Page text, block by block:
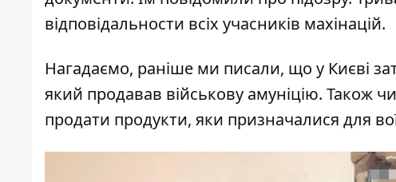
відповідальности всіх учасників махінацій.
Нагадаємо, раніше ми писали, що у Києві
який продавав військову амуніцію. Також
продати продукти, яки призначалися для